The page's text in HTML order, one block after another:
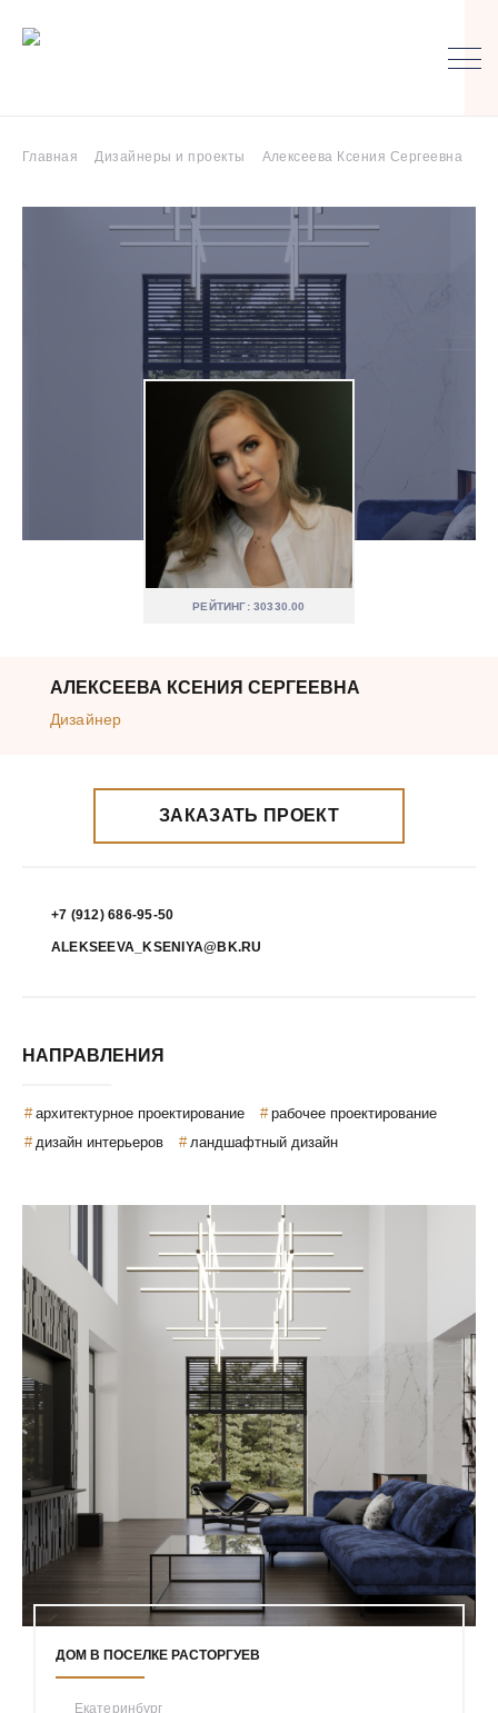
Главная Дизайнеры и проекты Алексеева Ксения Сергеевна
РЕЙТИНГ: 30330.00
АЛЕКСЕЕВА КСЕНИЯ СЕРГЕЕВНА
Дизайнер
ЗАКАЗАТЬ ПРОЕКТ
+7 (912) 686-95-50
ALEKSEEVA_KSENIYA@BK.RU
НАПРАВЛЕНИЯ
архитектурное проектирование
рабочее проектирование
дизайн интерьеров
ландшафтный дизайн
ДОМ В ПОСЕЛКЕ РАСТОРГУЕВ
Екатеринбург